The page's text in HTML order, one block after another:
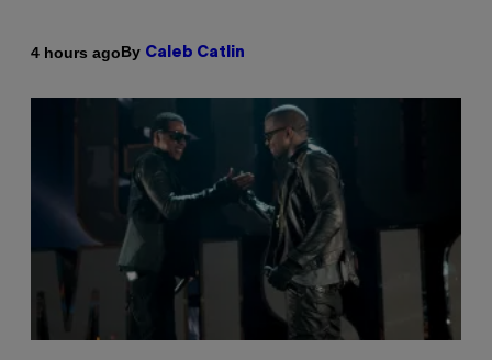
4 hours agoBy Caleb Catlin